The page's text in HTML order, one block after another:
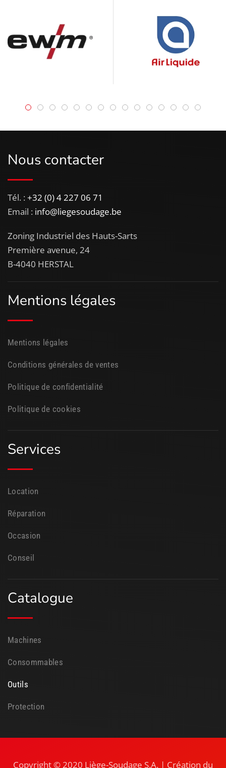
Catalogue
Machines
Consommables
Outils
Protection
Services
Location
Réparation
Occasion
Conseil
Mentions légales
Mentions légales
Conditions générales de ventes
Politique de confidentialité
Politique de cookies
Nous contacter
Tél. :+32 (0) 4 227 06 71
Email : info@liegesoudage.be
Zoning Industriel des Hauts-Sarts
Première avenue, 24
B-4040 HERSTAL
Copyright © 2020 Liège-Soudage S.A. | Création du